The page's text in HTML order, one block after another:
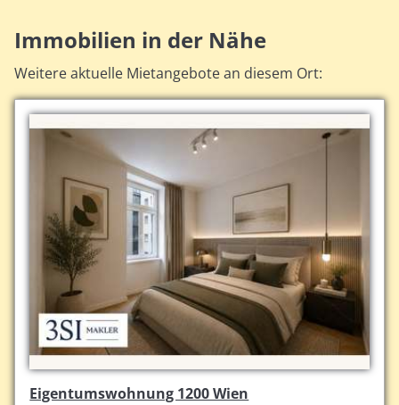
Immobilien in der Nähe
Weitere aktuelle Mietangebote an diesem Ort:
Eigentumswohnung 1200 Wien